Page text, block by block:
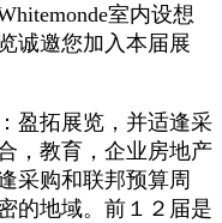
室内设想
诚邀您加入本届展
拓展览，并适逢采
，教育，企业房地产
采购和联邦预算周
的地域。前１２届是